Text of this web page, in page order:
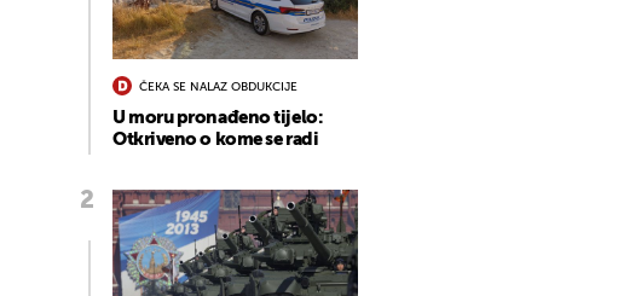
ČEKA SE NALAZ OBDUKCIJE
U moru pronađeno tijelo:
Otkriveno o kome se radi